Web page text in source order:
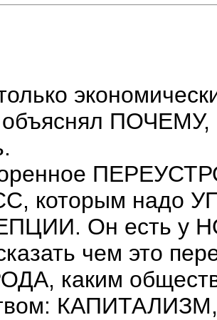
ПОЧЕМУ,
которым надо
Он есть у
чем это
каким